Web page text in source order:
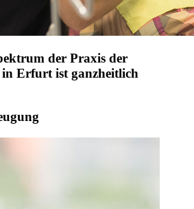
der Praxis der
Erfurt ist ganzheitlich